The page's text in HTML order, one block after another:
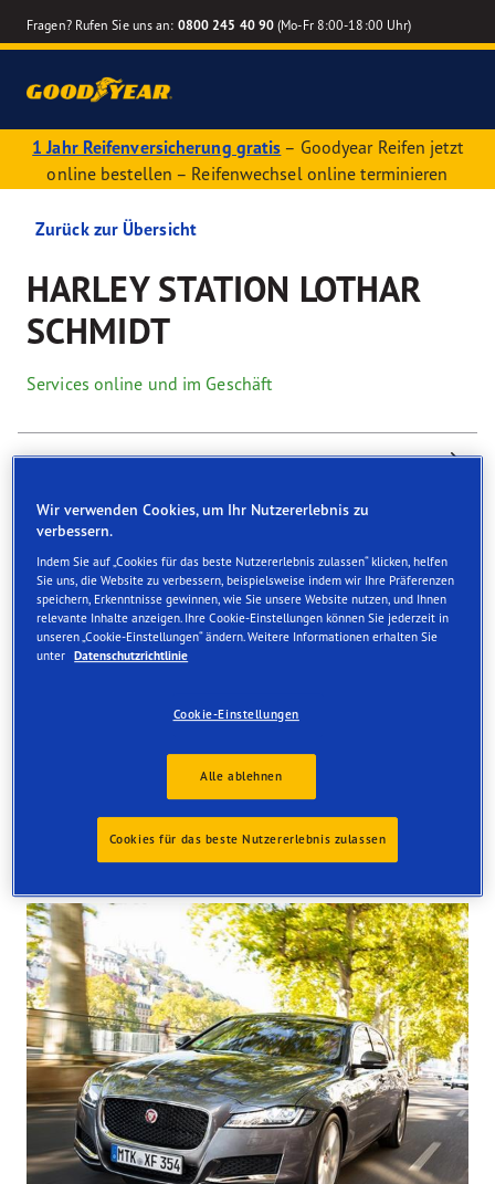
Fragen? Rufen Sie uns an: 0800 245 40 90 (Mo-Fr 8:00-18:00 Uhr)
1 Jahr Reifenversicherung gratis – Goodyear Reifen jetzt
online bestellen – Reifenwechsel online terminieren
Zurück zur Übersicht
HARLEY STATION LOTHAR
SCHMIDT
Services online und im Geschäft
Kontaktinformationen Reifen Serviceleistungen
Reifen finden
Tyres available at the store
Wir verwenden Cookies, um Ihr Nutzererlebnis zu
verbessern.
Indem Sie auf „Cookies für das beste Nutzererlebnis zulassen“ klicken, helfen
Sie uns, die Website zu verbessern, beispielsweise indem wir Ihre Präferenzen
speichern, Erkenntnisse gewinnen, wie Sie unsere Website nutzen, und Ihnen
relevante Inhalte anzeigen. Ihre Cookie-Einstellungen können Sie jederzeit in
unseren „Cookie-Einstellungen“ ändern. Weitere Informationen erhalten Sie
unter Datenschutzrichtlinie
Cookie-Einstellungen
Alle ablehnen
Cookies für das beste Nutzererlebnis zulassen